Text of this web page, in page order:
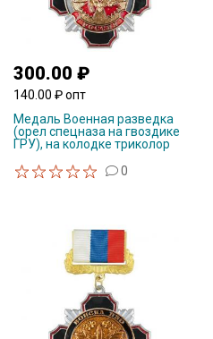
300.00 ₽
140.00 ₽ опт
Медаль Военная разведка
(орел спецназа на гвоздике
ГРУ), на колодке триколор
0